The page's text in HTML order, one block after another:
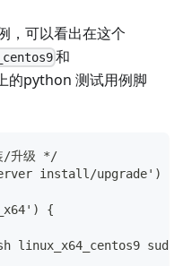
，可以看出在这个
和
的python 测试用例脚
/升级 */
install/upgrade') {
{
linux_x64_centos9